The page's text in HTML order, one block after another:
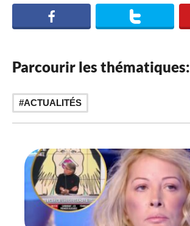
Parcourir les thématiques:
ACTUALITÉS